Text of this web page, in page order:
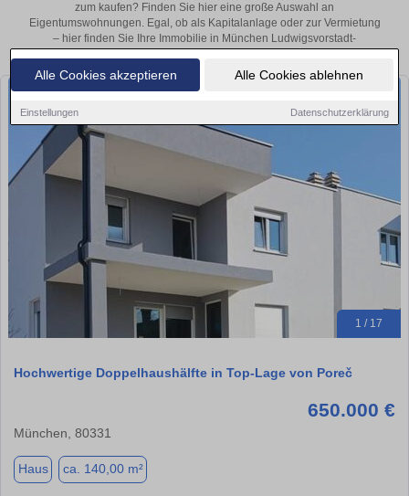
Alle Cookies akzeptieren Alle Cookies ablehnen
Einstellungen Datenschutzerklärung
zum kaufen? Finden Sie hier eine große Auswahl an
Eigentumswohnungen. Egal, ob als Kapitalanlage oder zur Vermietung
– hier finden Sie Ihre Immobilie in München Ludwigsvorstadt-
1 / 17
Hochwertige Doppelhaushälfte in Top-Lage von Poreč
650.000 €
München, 80331
Haus ca. 140,00 m²